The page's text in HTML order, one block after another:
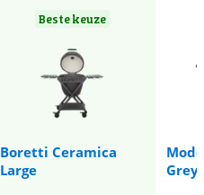
Beste keuze
Boretti Ceramica
Large
Grey